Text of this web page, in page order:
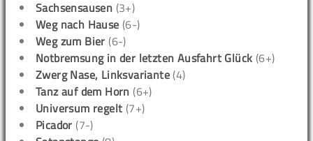
Sachsensausen (3+)
Weg nach Hause (6-)
Weg zum Bier (6-)
Notbremsung in der letzten Ausfahrt Glück (6+)
Zwerg Nase, Linksvariante (4)
Tanz auf dem Horn (6+)
Universum regelt (7+)
Picador (7-)